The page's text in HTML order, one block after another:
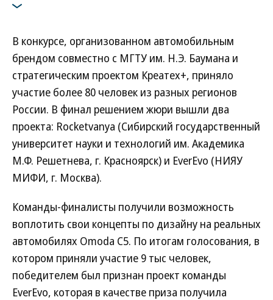
В конкурсе, организованном автомобильным
брендом совместно с МГТУ им. Н.Э. Баумана и
стратегическим проектом Креатех+, приняло
участие более 80 человек из разных регионов
России. В финал решением жюри вышли два
проекта: Rocketvanya (Сибирский государственный
университет науки и технологий им. Академика
М.Ф. Решетнева, г. Красноярск) и EverEvo (НИЯУ
МИФИ, г. Москва).
Команды-финалисты получили возможность
воплотить свои концепты по дизайну на реальных
автомобилях Omoda C5. По итогам голосования, в
котором приняли участие 9 тыс человек,
победителем был признан проект команды
EverEvo, которая в качестве приза получила